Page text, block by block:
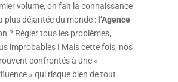
volume, on fait la connaissance
plus déjantée du monde : l’Agence
? Régler tous les problèmes,
improbables ! Mais cette fois, nos
confrontés à une «
» qui risque bien de tout